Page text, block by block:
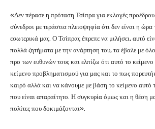
«Δεν πέρασε η πρόταση Τσίπρα για εκλογές προέδρου
σύνεδροι με τεράστια πλειοψηφία ότι δεν είναι η
εσωτερικά μας. Ο Τσίπρας έπρεπε να μιλήσει, αυτό
πολλά ζητήματα με την ανάρτηση του, τα έβαλε με
προ των ευθυνών τους και ελπίζω ότι αυτό το
κείμενο προβληματισμού για μας και το πως
καιρό αλλά και να κάνουμε με βάση το κείμενο αυτό
που είναι απαραίτητο. Η συγκυρία όμως και η θέση
πολίτες που δοκιμάζονται».